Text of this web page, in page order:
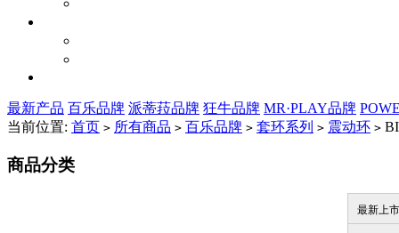
最新产品 百乐品牌 派蒂菈品牌 狂牛品牌 MR·PLAY品牌
当前位置: 首页 > 所有商品 > 百乐品牌 > 套环系列 > 震动环 >
商品分类
最新上市